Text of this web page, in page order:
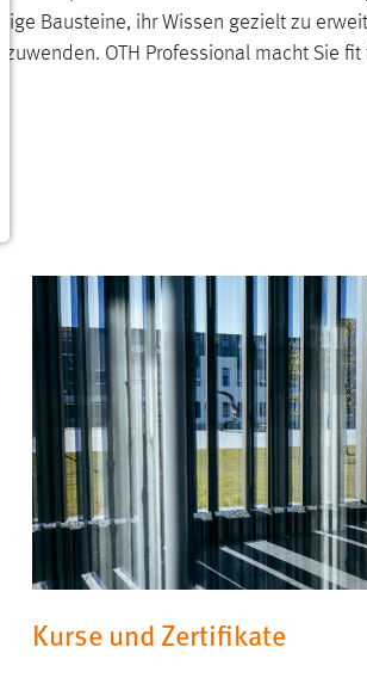
Bausteine, ihr Wissen gezielt zu
OTH Professional macht Sie
Kurse und Zertifikate